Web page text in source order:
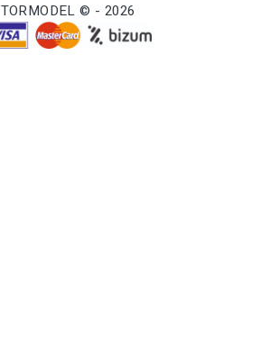
TORMODEL © - 2026